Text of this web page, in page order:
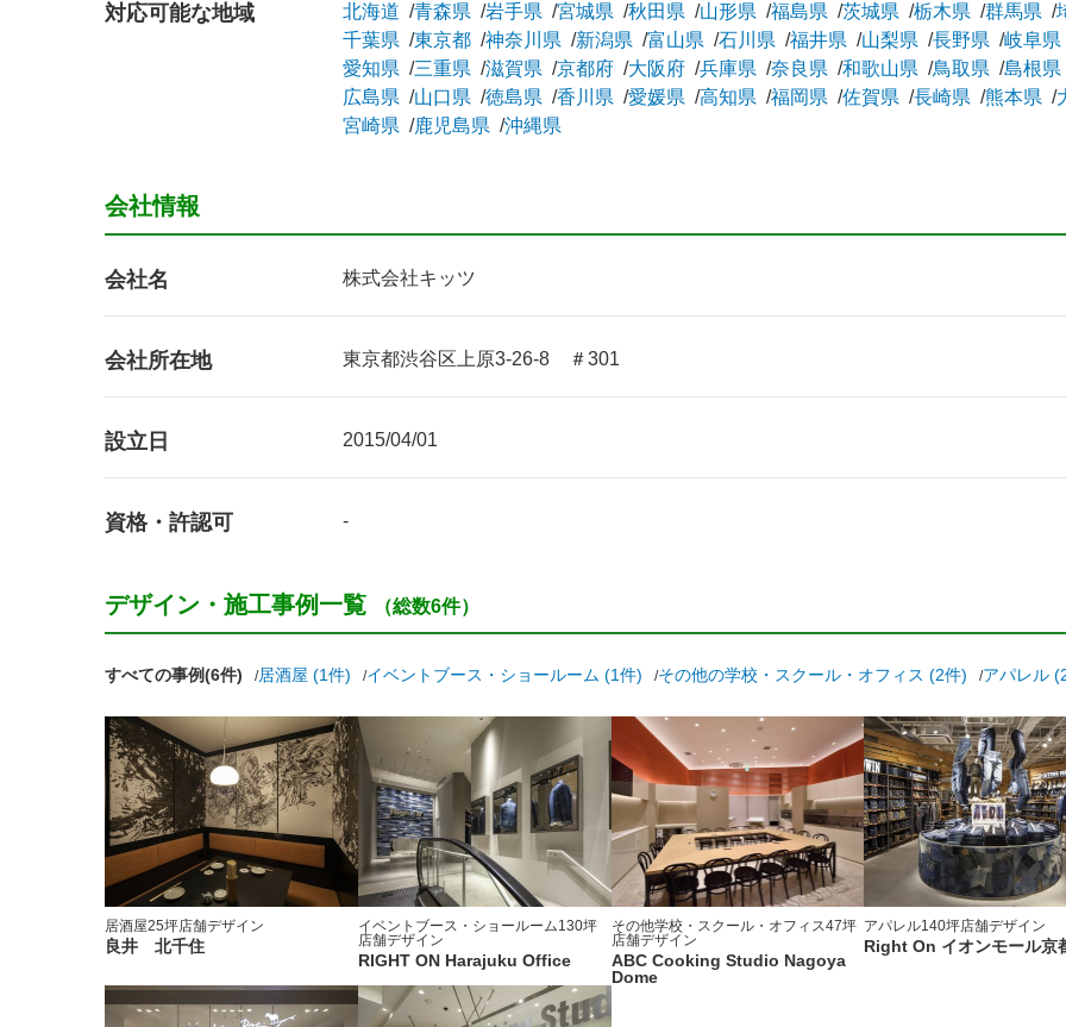
対応可能な地域 北海道 青森県 岩手県 宮城県 秋田県 山形県 福島県 茨城県 栃木県 群馬県
千葉県
東京都 神奈川県 新潟県 富山県 石川県 福井県 山梨県 長野県
岐阜県
愛知県
三重県 滋賀県 京都府 大阪府 兵庫県 奈良県 和歌山県 鳥取県
島根県
広島県
山口県 徳島県 香川県 愛媛県 高知県 福岡県 佐賀県 長崎県 熊本県
宮崎県
鹿児島県 沖縄県
会社情報
会社名 株式会社キッツ
会社所在地 東京都渋谷区上原3-26-8 ＃301
設立日 2015/04/01
資格・許認可 -
デザイン・施工事例一覧 （総数6件）
すべての事例(6件) 居酒屋 (1件) イベントブース・ショールーム (1件) その他の学校・スクール・オフィス (2件) アパレル
居酒屋25坪店舗デザイン
良井 北千住
イベントブース・ショールーム130坪
店舗デザイン
RIGHT ON Harajuku Office
その他学校・スクール・オフィス47坪
店舗デザイン
ABC Cooking Studio Nagoya
Dome
アパレル140坪店舗デザイン
Right On イオンモール京